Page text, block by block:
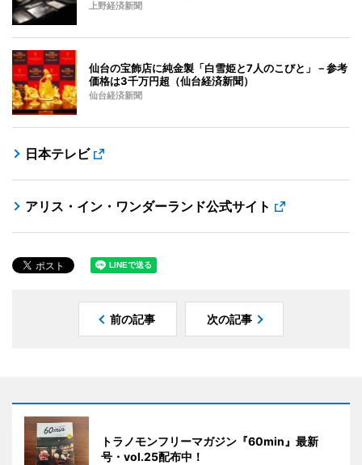
上野経済新聞
仙台の宝飾店に純金製「白雪姫と7人のこびと」－参考
価格は3千万円超（仙台経済新聞）
仙台経済新聞
日本テレビ
アリス・イン・ワンダーランド公式サイト
前の記事 次の記事
トラノモンフリーマガジン『60min』最新
号・vol.25配布中！